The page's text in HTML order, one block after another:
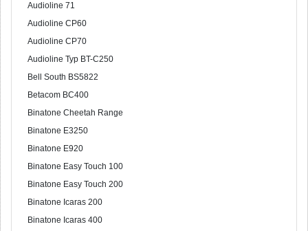
Audioline 71
Audioline CP60
Audioline CP70
Audioline Typ BT-C250
Bell South BS5822
Betacom BC400
Binatone Cheetah Range
Binatone E3250
Binatone E920
Binatone Easy Touch 100
Binatone Easy Touch 200
Binatone Icaras 200
Binatone Icaras 400